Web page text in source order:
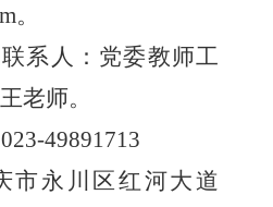
。
系人：党委教师工
老师。
023-49891713
市永川区红河大道